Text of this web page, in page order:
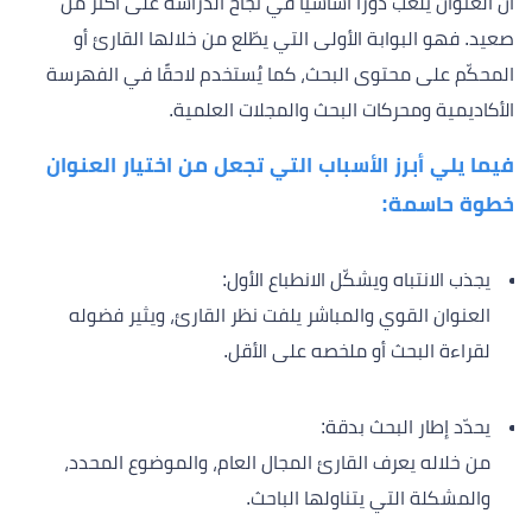
صعيد. فهو البوابة الأولى التي يطّلع من خلالها القارئ أو
المحكّم على محتوى البحث، كما يُستخدم لاحقًا في الفهرسة
الأكاديمية ومحركات البحث والمجلات العلمية.
فيما يلي أبرز الأسباب التي تجعل من اختيار العنوان
خطوة حاسمة:
يجذب الانتباه ويشكّل الانطباع الأول:
العنوان القوي والمباشر يلفت نظر القارئ، ويثير فضوله
لقراءة البحث أو ملخصه على الأقل.
يحدّد إطار البحث بدقة:
من خلاله يعرف القارئ المجال العام، والموضوع المحدد،
والمشكلة التي يتناولها الباحث.